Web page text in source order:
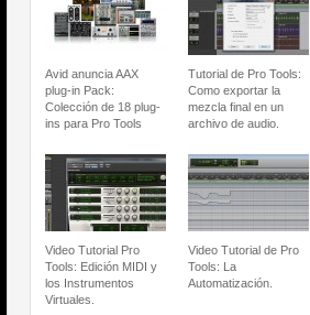
Avid anuncia AAX
plug-in Pack:
Colección de 18 plug-
ins para Pro Tools
Tutorial de Pro Tools:
Como exportar la
mezcla final en un
archivo de audio.
Video Tutorial Pro
Tools: Edición MIDI y
los Instrumentos
Virtuales.
Video Tutorial de Pro
Tools: La
Automatización.